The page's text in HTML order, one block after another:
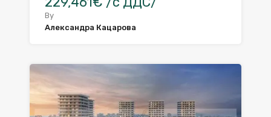
By
Александра Кацарова